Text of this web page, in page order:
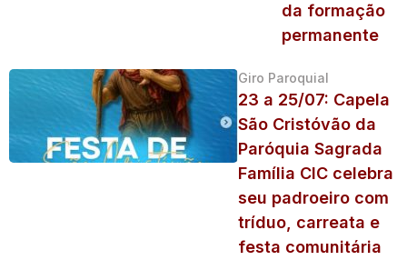
da formação
permanente
Giro Paroquial
23 a 25/07: Capela
São Cristóvão da
Paróquia Sagrada
Família CIC celebra
seu padroeiro com
tríduo, carreata e
festa comunitária